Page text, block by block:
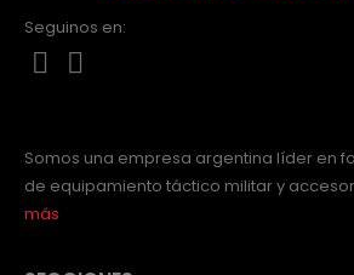
Seguinos en:
Somos una empresa argentina líder en
de equipamiento táctico militar y
más